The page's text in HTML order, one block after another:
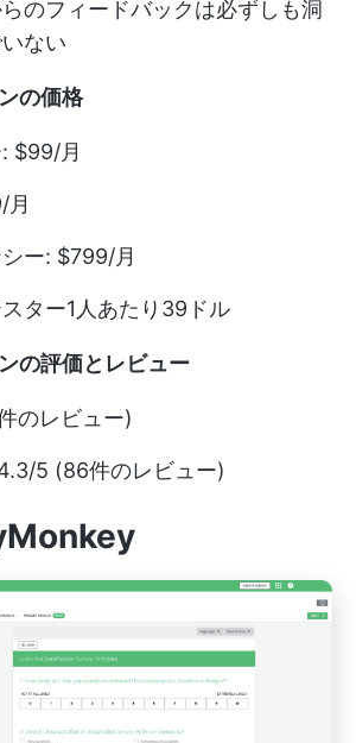
のフィードバックは必ずしも洞
ない
の価格
$99/月
月
ー: $799/月
ター1人あたり39ドル
の評価とレビュー
のレビュー)
5 (86件のレビュー)